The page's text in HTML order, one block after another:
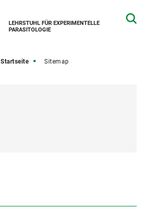
LEHRSTUHL FÜR EXPERIMENTELLE
PARASITOLOGIE
Startseite Sitemap